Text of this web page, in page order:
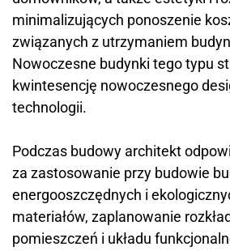
minimalizujących ponoszenie
związanych z utrzymaniem
Nowoczesne budynki tego typu
kwintesencję nowoczesnego
technologii.
Podczas budowy architekt
za zastosowanie przy budowie
energooszczędnych i
materiałów, zaplanowanie
pomieszczeń i układu